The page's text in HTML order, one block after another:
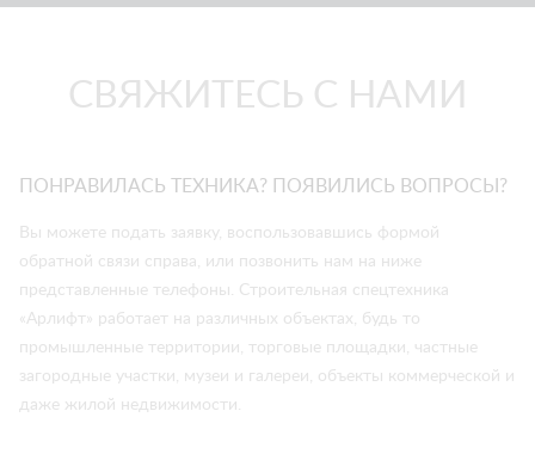
СВЯЖИТЕСЬ С НАМИ
ПОНРАВИЛАСЬ ТЕХНИКА? ПОЯВИЛИСЬ ВОПРОСЫ?
Вы можете подать заявку, воспользовавшись формой
обратной связи справа, или позвонить нам на ниже
представленные телефоны. Строительная спецтехника
«Арлифт» работает на различных объектах, будь то
промышленные территории, торговые площадки, частные
загородные участки, музеи и галереи, объекты коммерческой и
даже жилой недвижимости.